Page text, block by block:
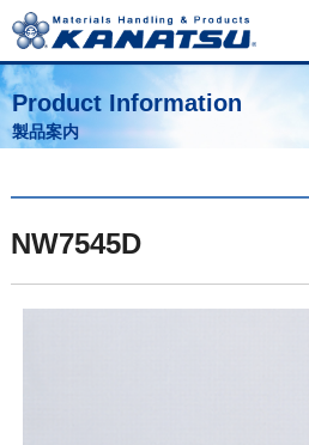
Product Information
製品案内
NW7545D